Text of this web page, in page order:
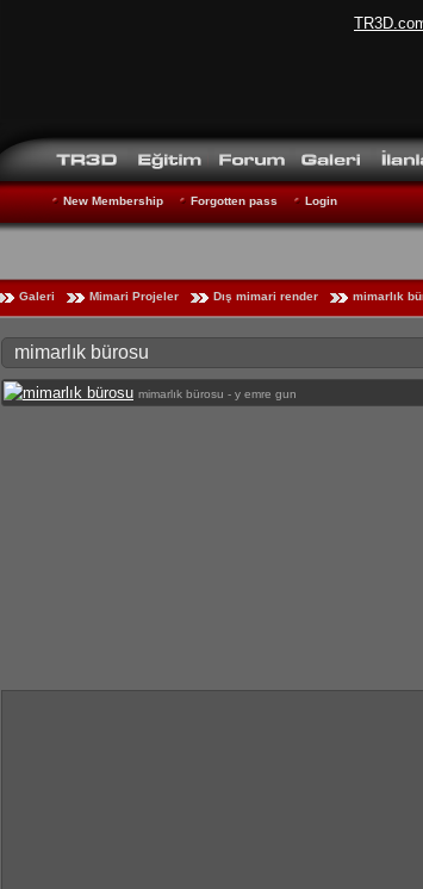
New Membership Forgotten pass Login
Galeri Mimari Projeler Dış mimari render mimarlık
mimarlık bürosu
mimarlık bürosu - y emre gun